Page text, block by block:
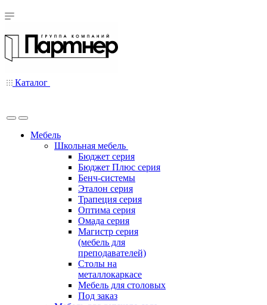
Каталог
Мебель
Школьная мебель
Бюджет серия
Бюджет Плюс серия
Бенч-системы
Эталон серия
Трапеция серия
Оптима серия
Омада серия
Магистр серия
(мебель для
преподавателей)
Столы на
металлокаркасе
Мебель для столовых
Под заказ